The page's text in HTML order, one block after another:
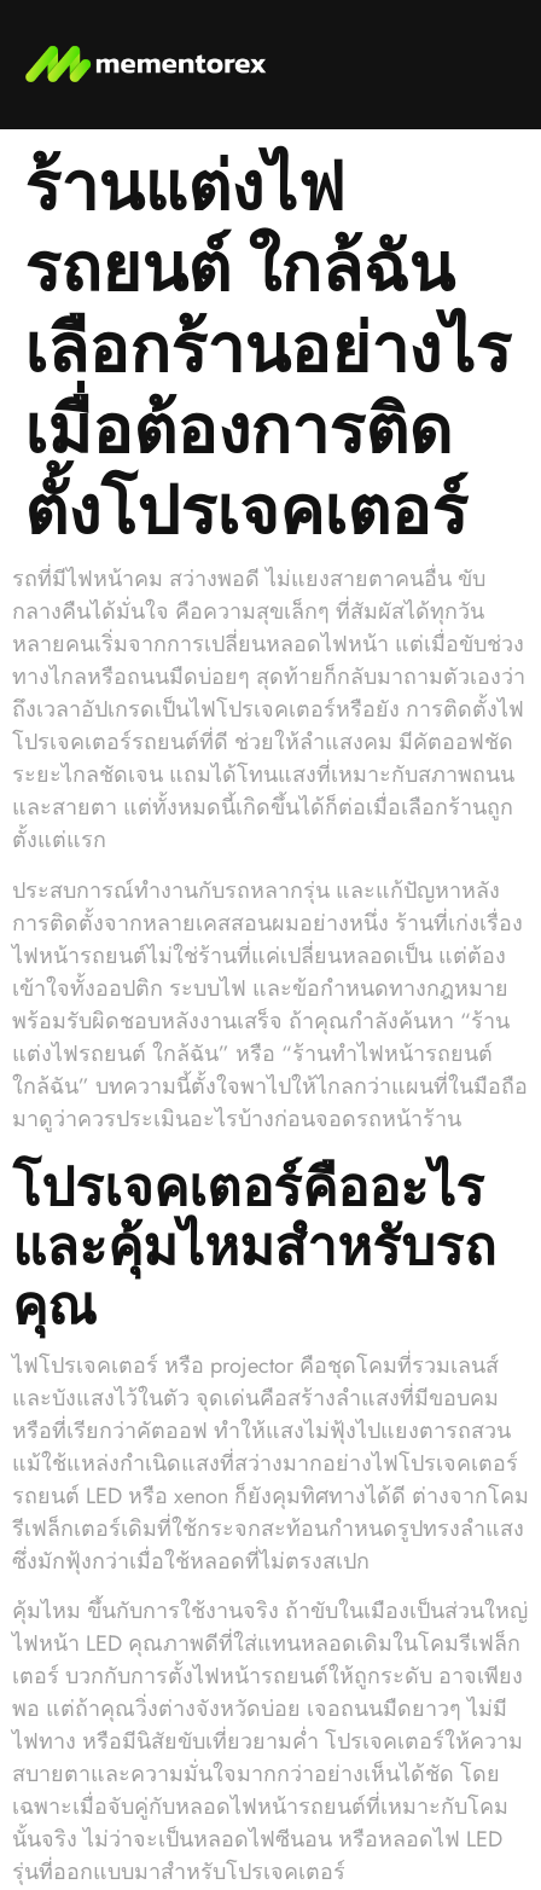
ร้านแต่งไฟ
รถยนต์ ใกล้ฉัน
เลือกร้านอย่างไร
เมื่อต้องการติด
ตั้งโปรเจคเตอร์
รถที่มีไฟหน้าคม สว่างพอดี ไม่แยงสายตาคนอื่น ขับ
กลางคืนได้มั่นใจ คือความสุขเล็กๆ ที่สัมผัสได้ทุกวัน
หลายคนเริ่มจากการเปลี่ยนหลอดไฟหน้า แต่เมื่อขับช่วง
ทางไกลหรือถนนมืดบ่อยๆ สุดท้ายก็กลับมาถามตัวเองว่า
ถึงเวลาอัปเกรดเป็นไฟโปรเจคเตอร์หรือยัง การติดตั้งไฟ
โปรเจคเตอร์รถยนต์ที่ดี ช่วยให้ลำแสงคม มีคัตออฟชัด
ระยะไกลชัดเจน แถมได้โทนแสงที่เหมาะกับสภาพถนน
และสายตา แต่ทั้งหมดนี้เกิดขึ้นได้ก็ต่อเมื่อเลือกร้านถูก
ตั้งแต่แรก
ประสบการณ์ทำงานกับรถหลากรุ่น และแก้ปัญหาหลัง
การติดตั้งจากหลายเคสสอนผมอย่างหนึ่ง ร้านที่เก่งเรื่อง
ไฟหน้ารถยนต์ไม่ใช่ร้านที่แค่เปลี่ยนหลอดเป็น แต่ต้อง
เข้าใจทั้งออปติก ระบบไฟ และข้อกำหนดทางกฎหมาย
พร้อมรับผิดชอบหลังงานเสร็จ ถ้าคุณกำลังค้นหา “ร้าน
แต่งไฟรถยนต์ ใกล้ฉัน” หรือ “ร้านทําไฟหน้ารถยนต์
ใกล้ฉัน” บทความนี้ตั้งใจพาไปให้ไกลกว่าแผนที่ในมือถือ
มาดูว่าควรประเมินอะไรบ้างก่อนจอดรถหน้าร้าน
โปรเจคเตอร์คืออะไร
และคุ้มไหมสำหรับรถ
คุณ
ไฟโปรเจคเตอร์ หรือ projector คือชุดโคมที่รวมเลนส์
และบังแสงไว้ในตัว จุดเด่นคือสร้างลำแสงที่มีขอบคม
หรือที่เรียกว่าคัตออฟ ทำให้แสงไม่ฟุ้งไปแยงตารถสวน
แม้ใช้แหล่งกำเนิดแสงที่สว่างมากอย่างไฟโปรเจคเตอร์
รถยนต์ LED หรือ xenon ก็ยังคุมทิศทางได้ดี ต่างจากโคม
รีเฟล็กเตอร์เดิมที่ใช้กระจกสะท้อนกำหนดรูปทรงลำแสง
ซึ่งมักฟุ้งกว่าเมื่อใช้หลอดที่ไม่ตรงสเปก
คุ้มไหม ขึ้นกับการใช้งานจริง ถ้าขับในเมืองเป็นส่วนใหญ่
ไฟหน้า LED คุณภาพดีที่ใส่แทนหลอดเดิมในโคมรีเฟล็ก
เตอร์ บวกกับการตั้งไฟหน้ารถยนต์ให้ถูกระดับ อาจเพียง
พอ แต่ถ้าคุณวิ่งต่างจังหวัดบ่อย เจอถนนมืดยาวๆ ไม่มี
ไฟทาง หรือมีนิสัยขับเที่ยวยามค่ำ โปรเจคเตอร์ให้ความ
สบายตาและความมั่นใจมากกว่าอย่างเห็นได้ชัด โดย
เฉพาะเมื่อจับคู่กับหลอดไฟหน้ารถยนต์ที่เหมาะกับโคม
นั้นจริง ไม่ว่าจะเป็นหลอดไฟซีนอน หรือหลอดไฟ LED
รุ่นที่ออกแบบมาสำหรับโปรเจคเตอร์